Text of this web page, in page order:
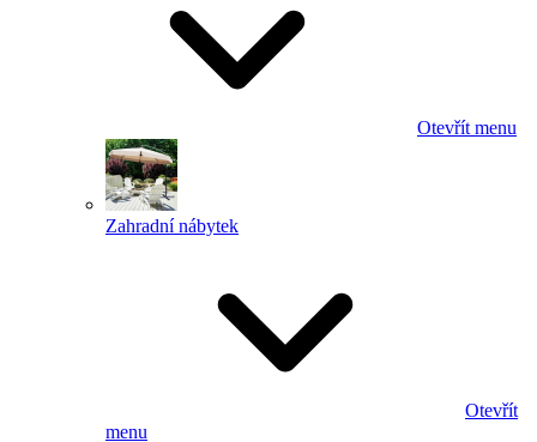
Otevřít menu
Zahradní nábytek
Otevřít
menu